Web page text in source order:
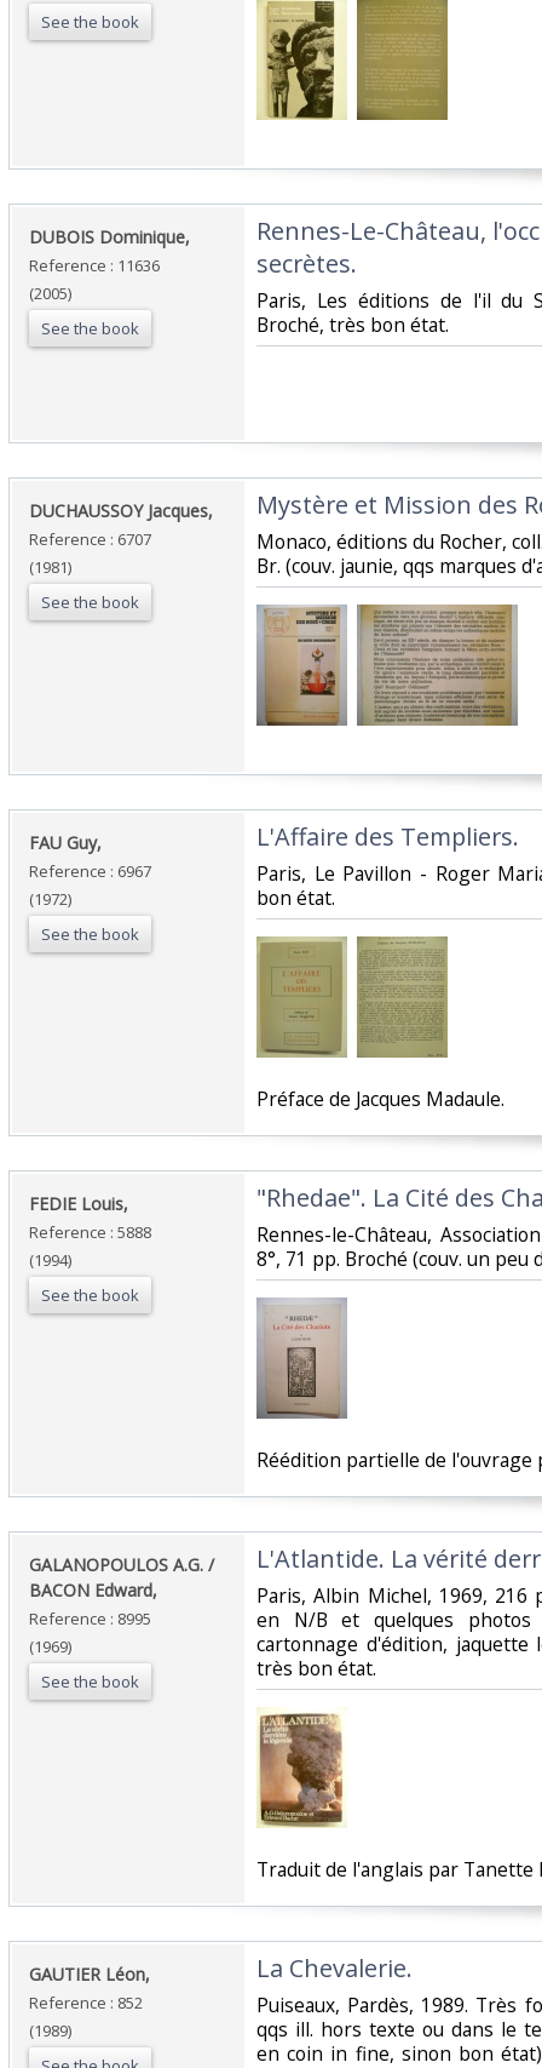
See the book
‎DUBOIS Dominique,‎
Reference : 11636
(2005)
See the book
‎Rennes-Le-Château,
secrètes.‎
‎Paris, Les éditions de l'il du
Broché, très bon état.‎
‎DUCHAUSSOY Jacques,‎
Reference : 6707
(1981)
See the book
‎Mystère et Mission des
‎Monaco, éditions du Rocher,
Br. (couv. jaunie, qqs marques
‎FAU Guy,‎
Reference : 6967
(1972)
See the book
‎L'Affaire des Templiers.‎
‎Paris, Le Pavillon - Roger
bon état.‎
‎Préface de Jacques Madaule. ‎
‎FEDIE Louis,‎
Reference : 5888
(1994)
See the book
‎"Rhedae". La Cité des
‎Rennes-le-Château,
8°, 71 pp. Broché (couv. un
‎Réédition partielle de l'ouvrage
‎GALANOPOULOS A.G. /
BACON Edward,‎
Reference : 8995
(1969)
See the book
‎L'Atlantide. La vérité
‎Paris, Albin Michel, 1969,
en N/B et quelques
cartonnage d'édition,
très bon état.‎
‎Traduit de l'anglais par Tanette
‎GAUTIER Léon,‎
Reference : 852
(1989)
‎La Chevalerie.‎
‎Puiseaux, Pardès, 1989. Très
qqs ill. hors texte ou dans le
en coin in fine, sinon bon